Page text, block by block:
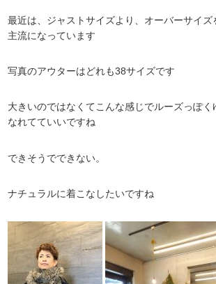
最近は、ジャストサイズより、オーバーサイ
主流になっています
写真のアウターはどれも38サイズです
大きいのではなくてこんな感じでルーズっぽく
なれてていいですね
できそうでできない。
ナチュラルに着こなしたいですね